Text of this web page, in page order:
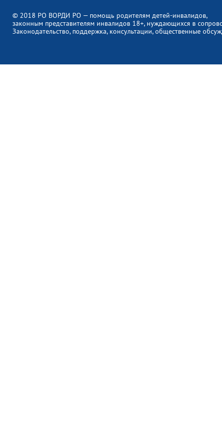
© 2018 РО ВОРДИ РО — помощь родителям детей-инвалидов,
законным представителям инвалидов 18+, нуждающихся в
Законодательство, поддержка, консультации, общественные